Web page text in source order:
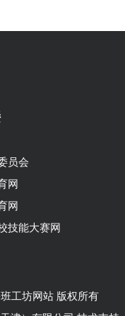
员会
网
网
技能大赛网
工坊网站 版权所有